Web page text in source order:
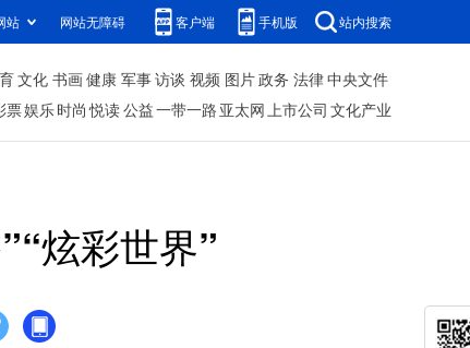
站 网站无障碍 客户端 手机版 站内搜索
文化 书画健康 军事访谈 视频 图片政务 法律中央文件
票娱乐时尚 悦读公益一带一路 亚太网上市公司 文化产业
炫彩世界”